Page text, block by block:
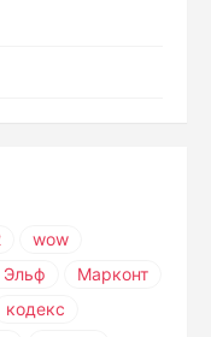
wow
Марконт
кодекс